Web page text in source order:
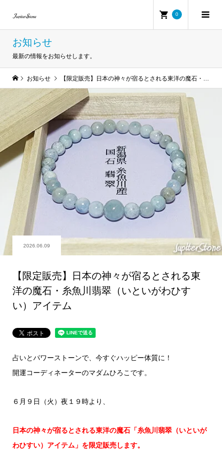
0
お知らせ
最新の情報をお知らせします。
お知らせ 【限定販売】日本の神々が宿るとされる東洋の魔石・糸魚川翡翠（いといがわひすい）アイテム
2026.06.09
【限定販売】日本の神々が宿るとされる東
洋の魔石・糸魚川翡翠（いといがわひす
い）アイテム
占いとパワーストーンで、今すぐハッピー体質に！
開運コーディネーターのマダムひろこです。
６月９日（火）夜１９時より、
日本の神々が宿るとされる東洋の魔石「糸魚川翡翠（いといが
わひすい）アイテム」を限定販売します。